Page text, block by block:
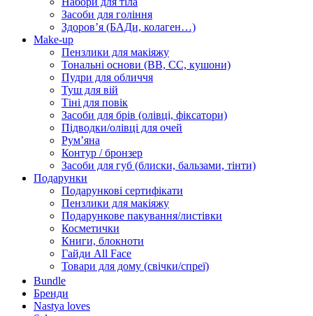
Засоби для гоління
Здоровʼя (БАДи, колаген…)
Make-up
Пензлики для макіяжу
Тональні основи (BB, CC, кушони)
Пудри для обличчя
Туш для вій
Тіні для повік
Засоби для брів (олівці, фіксатори)
Підводки/олівці для очей
Румʼяна
Контур / бронзер
Засоби для губ (блиски, бальзами, тінти)
Подарунки
Подарункові сертифікати
Пензлики для макіяжу
Подарункове пакування/листівки
Косметички
Книги, блокноти
Гайди All Face
Товари для дому (свічки/спреї)
Bundle
Бренди
Nastya loves